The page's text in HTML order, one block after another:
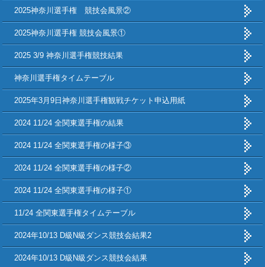
2025神奈川選手権 競技会風景②
2025神奈川選手権 競技会風景①
2025 3/9 神奈川選手権競技結果
神奈川選手権タイムテーブル
2025年3月9日神奈川選手権観戦チケット申込用紙
2024 11/24 全関東選手権の結果
2024 11/24 全関東選手権の様子③
2024 11/24 全関東選手権の様子②
2024 11/24 全関東選手権の様子①
11/24 全関東選手権タイムテーブル
2024年10/13 D級N級ダンス競技会結果2
2024年10/13 D級N級ダンス競技会結果